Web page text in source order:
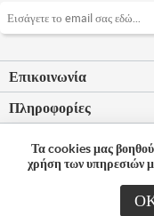
Επικοινωνία
Πληροφορίες
Ο λογαριασμός μου
Τα cookies μας
χρήση των υπηρεσιών